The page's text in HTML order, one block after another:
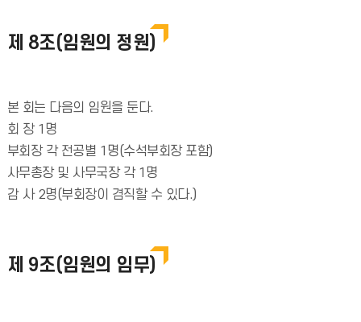
제 8조(임원의 정원)
본 회는 다음의 임원을 둔다.
회 장 1명
부회장 각 전공별 1명(수석부회장 포함)
사무총장 및 사무국장 각 1명
감 사 2명(부회장이 겸직할 수 있다.)
제 9조(임원의 임무)